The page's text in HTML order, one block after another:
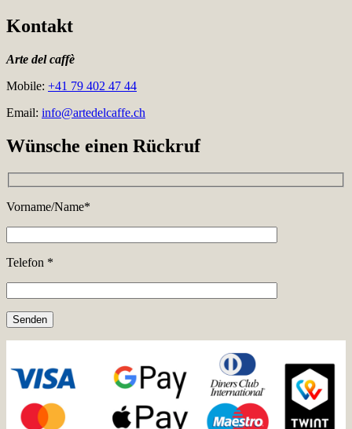
Kontakt
Arte del caffè
Mobile: +41 79 402 47 44
Email: info@artedelcaffe.ch
Wünsche einen Rückruf
Vorname/Name*
Telefon *